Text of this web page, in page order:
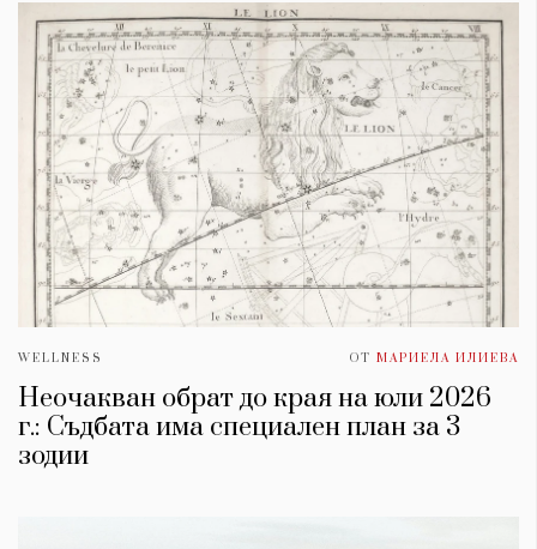
WELLNESS ОТ МАРИЕЛА ИЛИЕВА
Неочакван обрат до края на юли 2026
г.: Съдбата има специален план за 3
зодии